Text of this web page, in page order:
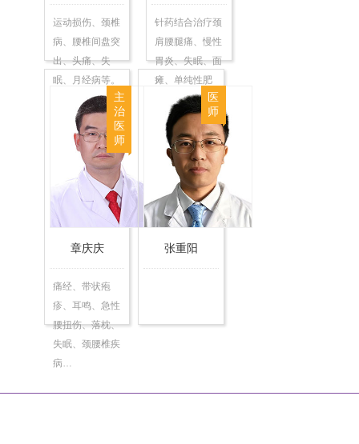
运动损伤、颈椎
病、腰椎间盘突
出、头痛、失
眠、月经病等。
针药结合治疗颈
肩腰腿痛、慢性
胃炎、失眠、面
瘫、单纯性肥
章庆庆
痛经、带状疱
疹、耳鸣、急性
腰扭伤、落枕、
失眠、颈腰椎疾
病…
主
治
医
师
张重阳
医
师